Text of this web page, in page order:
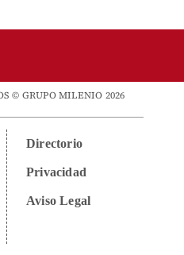
© GRUPO MILENIO 2026
Directorio
Privacidad
Aviso Legal